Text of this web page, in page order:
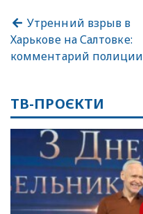
Утренний взрыв в
Харькове на Салтовке:
комментарий полиции
ТВ-ПРОЄКТИ